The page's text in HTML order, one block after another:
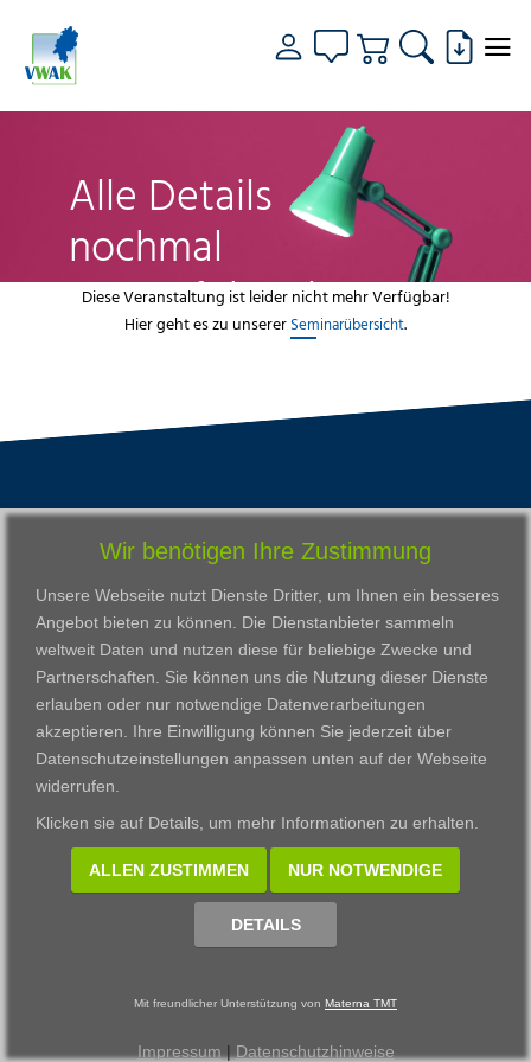
Alle Details
nochmal
genau fokussiert
Diese Veranstaltung ist leider nicht mehr Verfügbar!
Hier geht es zu unserer Seminarübersicht.
VWAK
Karriere
Kontakt
Download
Impressum
Datenschutzerklärung
Standorte
Darmstadt
Frankfurt am Main
Gießen
Kassel
Wiesbaden
Fortbildungszentrum
Bildungsangebot
Ausbildung
Zertifikatslehrgänge
Fortbildung
© 2002 - 2026 Materna TMT GmbH, powered by CARUSO
Wir benötigen Ihre Zustimmung
Unsere Webseite nutzt Dienste Dritter, um Ihnen ein besseres
Angebot bieten zu können. Die Dienstanbieter sammeln
weltweit Daten und nutzen diese für beliebige Zwecke und
Partnerschaften. Sie können uns die Nutzung dieser Dienste
erlauben oder nur notwendige Datenverarbeitungen
akzeptieren. Ihre Einwilligung können Sie jederzeit über
Datenschutzeinstellungen anpassen unten auf der Webseite
widerrufen.
Klicken sie auf Details, um mehr Informationen zu erhalten.
ALLEN ZUSTIMMEN NUR NOTWENDIGE
DETAILS
Mit freundlicher Unterstützung von Materna TMT
Impressum | Datenschutzhinweise